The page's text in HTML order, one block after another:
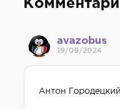
avazobus
19/09/2024
Антон